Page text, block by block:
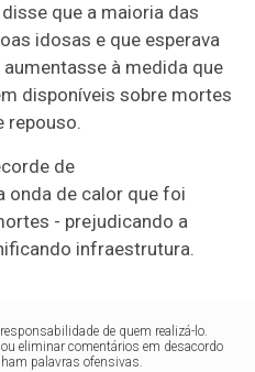
que a maioria das
idosas e que esperava
à medida que
disponíveis sobre mortes
repouso.
de
onda de calor que foi
- prejudicando a
infraestrutura.
de quem realizá-lo.
eliminar comentários em desacordo
palavras ofensivas.